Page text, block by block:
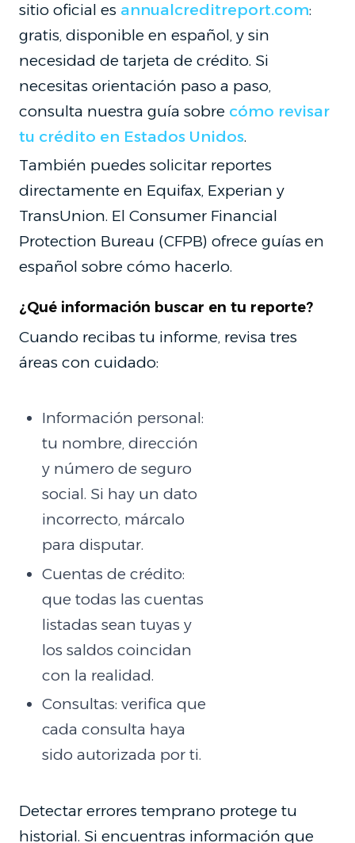
sitio oficial es annualcreditreport.com:
gratis, disponible en español, y sin
necesidad de tarjeta de crédito. Si
necesitas orientación paso a paso,
consulta nuestra guía sobre cómo revisar
tu crédito en Estados Unidos.
También puedes solicitar reportes
directamente en Equifax, Experian y
TransUnion. El Consumer Financial
Protection Bureau (CFPB) ofrece guías en
español sobre cómo hacerlo.
¿Qué información buscar en tu reporte?
Cuando recibas tu informe, revisa tres
áreas con cuidado:
Información personal:
tu nombre, dirección
y número de seguro
social. Si hay un dato
incorrecto, márcalo
para disputar.
Cuentas de crédito:
que todas las cuentas
listadas sean tuyas y
los saldos coincidan
con la realidad.
Consultas: verifica que
cada consulta haya
sido autorizada por ti.
Detectar errores temprano protege tu
historial. Si encuentras información que